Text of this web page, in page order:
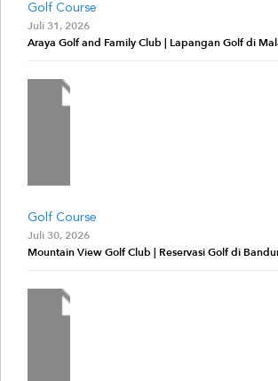
Golf Course
Juli 31, 2026
Araya Golf and Family Club | Lapangan Golf di
Golf Course
Juli 30, 2026
Mountain View Golf Club | Reservasi Golf di